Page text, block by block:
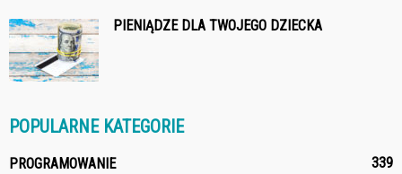
PIENIĄDZE DLA TWOJEGO DZIECKA
POPULARNE KATEGORIE
PROGRAMOWANIE
339